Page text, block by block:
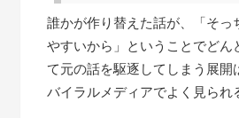
誰かが作り替えた話が、「そっ
やすいから」ということでどん
て元の話を駆逐してしまう展開
バイラルメディアでよく見られ